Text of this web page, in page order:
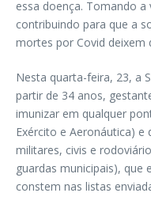
essa doença. Tomando
contribuindo para que a
mortes por Covid deixem
Nesta quarta-feira, 23, a
partir de 34 anos,
imunizar em qualquer
Exército e Aeronáutica) e
militares, civis e
guardas municipais),
constem nas listas